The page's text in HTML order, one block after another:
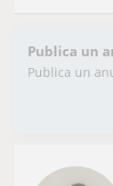
Publica un
Publica un